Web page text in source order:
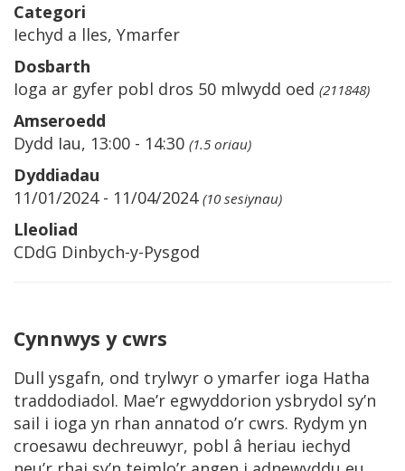
Categori
Iechyd a lles, Ymarfer
Dosbarth
Ioga ar gyfer pobl dros 50 mlwydd oed (211848)
Amseroedd
Dydd Iau, 13:00 - 14:30 (1.5 oriau)
Dyddiadau
11/01/2024 - 11/04/2024 (10 sesiynau)
Lleoliad
CDdG Dinbych-y-Pysgod
Cynnwys y cwrs
Dull ysgafn, ond trylwyr o ymarfer ioga Hatha
traddodiadol. Mae’r egwyddorion ysbrydol sy’n
sail i ioga yn rhan annatod o’r cwrs. Rydym yn
croesawu dechreuwyr, pobl â heriau iechyd